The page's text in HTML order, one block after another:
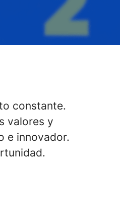
constante.
valores y
e innovador.